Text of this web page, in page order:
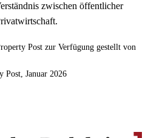
zwischen öffentlicher
Post zur Verfügung gestellt von
Post, Januar 2026